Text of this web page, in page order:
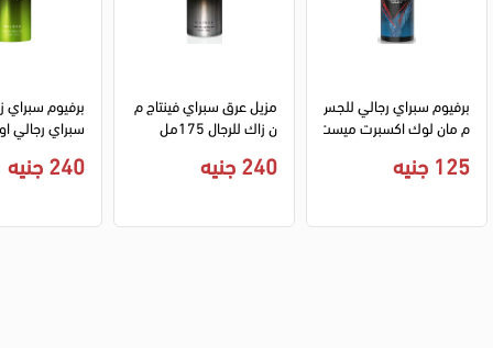
برفيوم سبراي رجالي للجس
م مان لوك اكسبرت ميست
مل
125 جنيه
مزيل عرق سبراي فينتاج م
ن زاك للرجال 175مل
240 جنيه
سبراي رجالي
240 جنيه